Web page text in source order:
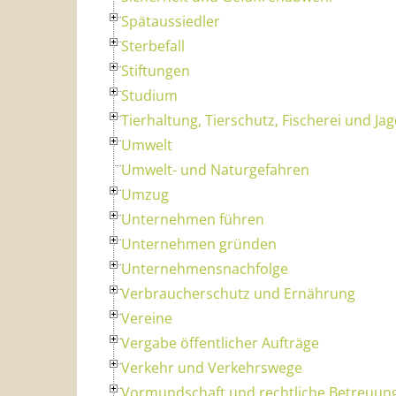
Spätaussiedler
Sterbefall
Stiftungen
Studium
Tierhaltung, Tierschutz, Fischerei und
Umwelt
Umwelt- und Naturgefahren
Umzug
Unternehmen führen
Unternehmen gründen
Unternehmensnachfolge
Verbraucherschutz und Ernährung
Vereine
Vergabe öffentlicher Aufträge
Verkehr und Verkehrswege